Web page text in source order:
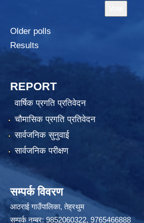
Older polls
Results
REPORT
वार्षिक प्रगति प्रतिवेदन
चौमासिक प्रगति प्रतिवेदन
सार्वजनिक सुनुवाई
सार्वजनिक परीक्षण
सम्पर्क विवरण
आठराई गाउँपालिका, तेह्रथुम
सम्पर्क नम्बर: 9852060322, 9765466888